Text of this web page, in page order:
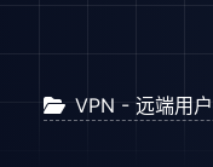
VPN - 远端用